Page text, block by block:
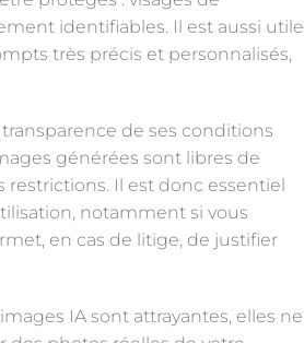
identifiables. Il est aussi utile
très précis et personnalisés,
de ses conditions
générées sont libres de
restrictions. Il est donc essentiel
notamment si vous
en cas de litige, de justifier
IA sont attrayantes, elles ne